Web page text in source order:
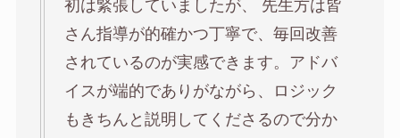
初は緊張していましたが、 先生方は皆
さん指導が的確かつ丁寧で、毎回改善
されているのが実感できます。アドバ
イスが端的でありがながら、ロジック
もきちんと説明してくださるので分か